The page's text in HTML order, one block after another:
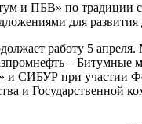
и ПБВ» по традиции
для
работу 5
– Битумные
и СИБУР при участии
и Государственной